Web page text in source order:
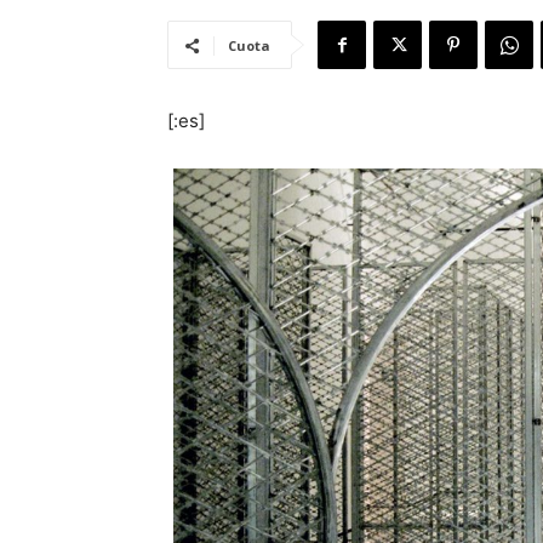
Cuota
[:es]